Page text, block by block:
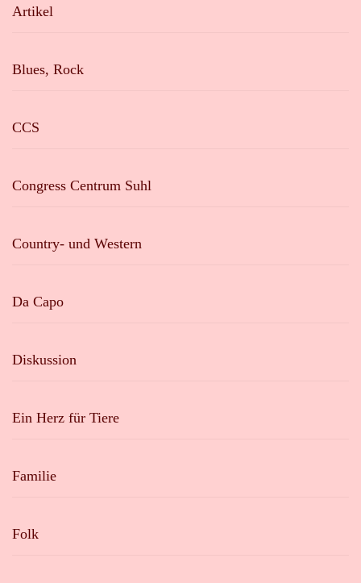
Artikel
Blues, Rock
CCS
Congress Centrum Suhl
Country- und Western
Da Capo
Diskussion
Ein Herz für Tiere
Familie
Folk